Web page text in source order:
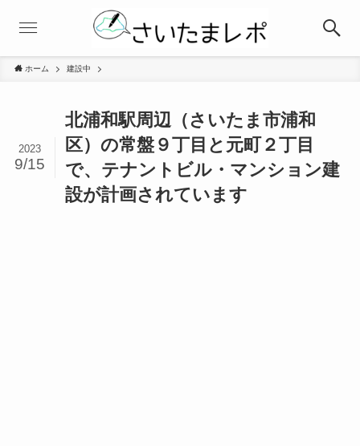
ホーム 建設中
北浦和駅周辺（さいたま市浦和
区）の常盤９丁目と元町２丁目
で、テナントビル・マンション建
設が計画されています
2023
9/15